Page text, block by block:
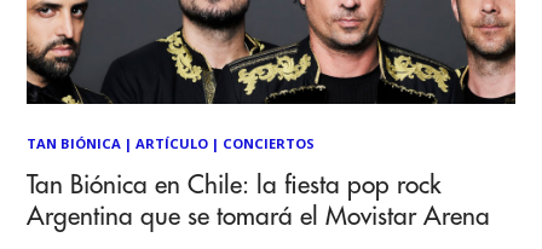
TAN BIÓNICA |ARTÍCULO | CONCIERTOS
Tan Biónica en Chile: la fiesta pop rock
Argentina que se tomará el Movistar Arena